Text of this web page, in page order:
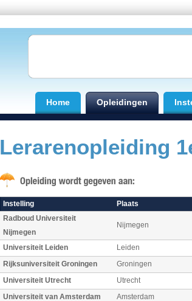
Home Opleidingen
Lerarenopleiding
Instelling
Plaats
Radboud Universiteit
Nijmegen
Nijmegen
Universiteit Leiden
Leiden
Rijksuniversiteit Groningen
Groningen
Universiteit Utrecht
Utrecht
Universiteit van Amsterdam
Amsterdam